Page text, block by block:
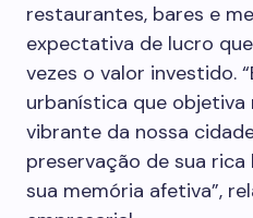
restaurantes, bares e
expectativa de lucro
vezes o valor investido.
urbanística que objetiva
vibrante da nossa
preservação de sua
sua memória afetiva”,